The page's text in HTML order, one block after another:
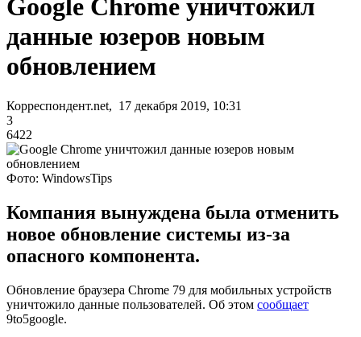
Google Chrome уничтожил
данные юзеров новым
обновлением
Корреспондент.net, 17 декабря 2019, 10:31
3
6422
Фото: WindowsTips
Компания вынуждена была отменить
новое обновление системы из-за
опасного компонента.
Обновление браузера Chrome 79 для мобильных устройств
уничтожило данные пользователей. Об этом сообщает
9to5google.